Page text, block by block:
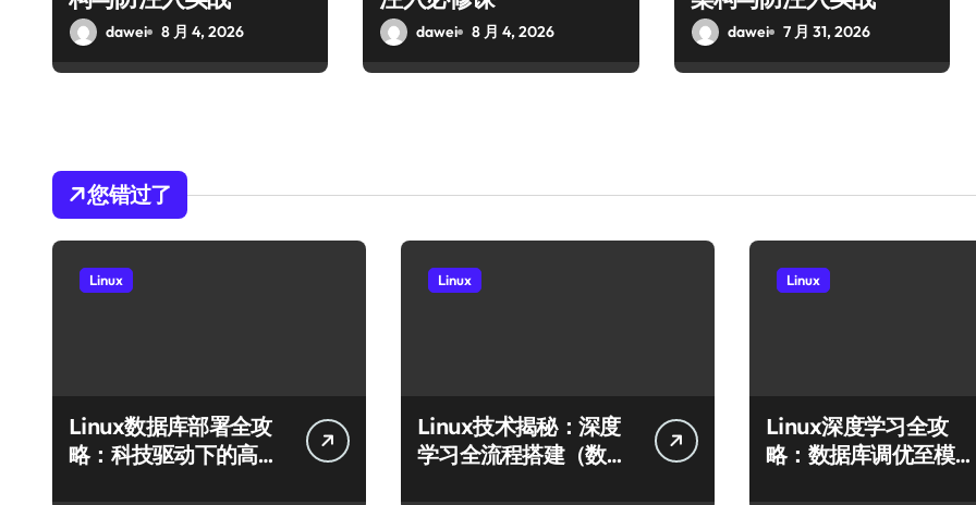
dawei 8 月 4, 2026 dawei 8 月 4, 2026 dawei 7 月 31, 2026
您错过了
Linux
Linux数据库部署全攻
略：科技驱动下的高效
Linux
Linux技术揭秘：深度
学习全流程搭建（数据
Linux
Linux深度学习全攻
略：数据库调优至模型